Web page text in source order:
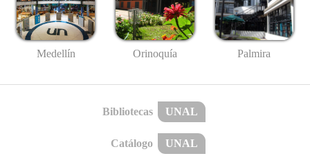
Medellín Orinoquía Palmira
Bibliotecas UNAL
Catálogo UNAL